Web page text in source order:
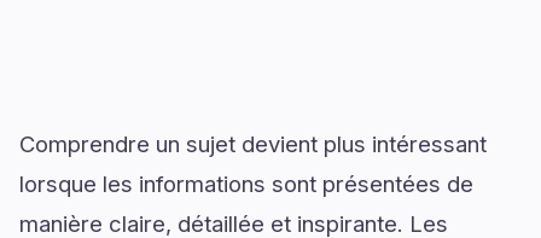
Comprendre un sujet devient plus intéressant
lorsque les informations sont présentées de
manière claire, détaillée et inspirante. Les